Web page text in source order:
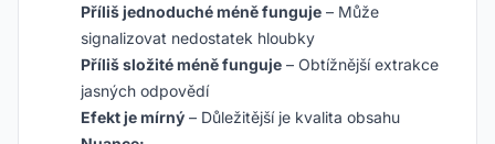
Příliš jednoduché méně funguje – Může
signalizovat nedostatek hloubky
Příliš složité méně funguje – Obtížnější extrakce
jasných odpovědí
Efekt je mírný – Důležitější je kvalita obsahu